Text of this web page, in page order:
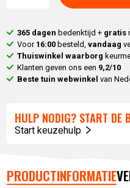
365 dagen bedenktijd + gratis
Voor 16:00 besteld,vandaag
Thuiswinkel waarborg
Klanten geven ons een 9,2/10
Beste tuin webwinkel van
HULP NODIG? START DE
Start keuzehulp
PRODUCTINFORMATIE